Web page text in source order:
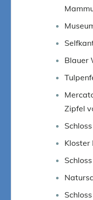
Blauer
Zipfel
Kloster